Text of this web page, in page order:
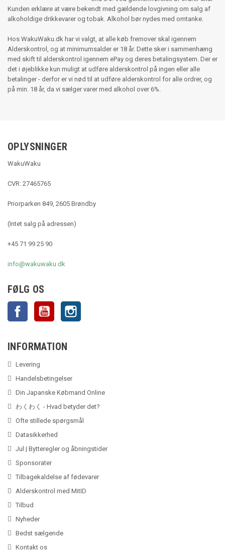
Kunden erklære at være bekendt med gældende lovgivning om salg af
alkoholdige drikkevarer og tobak. Alkohol bør nydes med omtanke.
Hos WakuWaku.dk har vi valgt, at alle køb fremover skal igennem
Alderskontrol, og at minimumsalder er 18 år. Dette sker i sammenhæng
med skift til alderskontrol igennem ePay og deres betalingsystem. Der er
det i øjeblikke kun muligt at udføre alderskontrol på ingen eller alle
betalinger - derfor er vi nød til at udføre alderskontrol for alle ordrer, og
på min. 18 år, da vi sælger varer med alkohol over 6%.
OPLYSNINGER
WakuWaku
CVR: 27465765
Priorparken 849, 2605 Brøndby
(Intet salg på adressen)
+45 71 99 25 90
info@wakuwaku.dk
FØLG OS
Facebook YouTube
INFORMATION
Levering
Handelsbetingelser
Din Japanske Købmand Online
わくわく - Hvad betyder det?
Ofte stillede spørgsmål
Datasikkerhed
Jul | Bytteregler og åbningstider
Sponsorater
Tilbagekaldelse af fødevarer
Alderskontrol med MitID
Tilbud
Nyheder
Bedst sælgende
Kontakt os